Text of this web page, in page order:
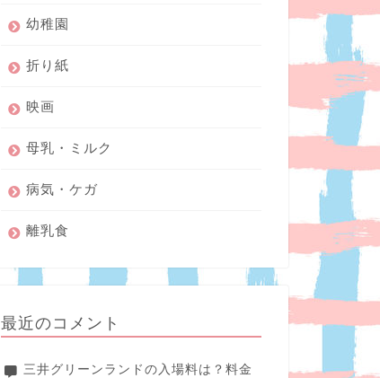
幼稚園
折り紙
映画
母乳・ミルク
病気・ケガ
離乳食
最近のコメント
三井グリーンランドの入場料は？料金